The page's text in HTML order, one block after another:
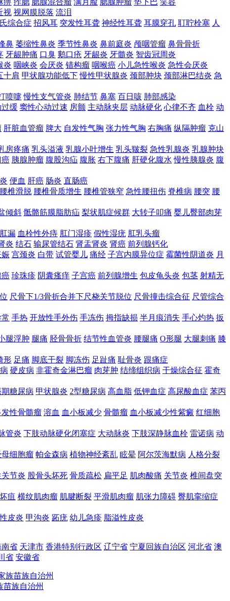
痹 痄腮 腮腺混合瘤 满月脸 腮腺肿瘤 垫下巴 笑容
视 视网膜脱落 流泪
综合症 招风耳 突发性耳聋 神经性耳聋 耳膜穿孔 耵聍栓塞 人
鼻 萎缩性鼻炎 季节性鼻炎 鼻前庭炎 颅咽管瘤 鼻骨骨折
牙龈肿痛 口臭 鹅口疮 牙龈炎 牙髓炎 智齿冠周炎
炎 咽峡炎 会厌炎 错构瘤 咽喉癌 小儿急性喉炎 急性会厌炎
十肩 甲状腺功能低下 慢性甲状腺炎 颈部肿块 颈部淋巴结炎 急
喷嚏 慢性支气管炎 肺结节 鼻塞 百日咳 肺部感染
缓 窦性心动过速 房颤 主动脉夹层 动脉硬化 心律不齐 血栓 动
肝脏血管瘤 脾大 自发性气胸 张力性气胸 右胸痛 纵隔肿瘤 克山
房疼痛 乳头溢液 乳腺小叶增生 乳头皲裂 急性乳腺炎 乳腺肿块
癌 胰腺肿瘤 腹股沟疝 腹胀 右下腹痛 肝硬化腹水 慢性胰腺炎 腹
便血 肝癌 肠炎 直肠癌
腰椎滑脱 腰椎骨质增生 腰椎管狭窄 急性腰扭伤 脊椎病 腰突 腰
倾斜 骶骼筋膜脂肪疝 梨状肌症候群 大转子叩痛 婴儿臀部肉芽
肛漏 血栓性外痔 肛门湿疹 假性湿疣 肛乳头瘤
炎 结石 输尿管结石 肾盂肾炎 肾癌 前列腺钙化
娠 宫颈炎 白带 试管婴儿 痛经 子宫内膜异位症 霉菌性阴道炎 月
癌 珍珠疹 阴囊瘙痒 子宫癌 前列腺增生 包皮龟头炎 包茎 射精无
尺骨下1/3骨折合并下尺桡关节脱位 尺骨撞击综合征 尺管综合
手热 开放性手外伤 手冻伤 拇指缺损 半月痕消失 手心灼热 扳
腿浮肿 腿痛 胫骨骨折 结节性血管炎 腰腿痛 O形腿 大腿刺痛 膝
形 足痛 脚底干裂 脚冻伤 足趾痛 耻骨炎 跟痛症
硬皮病 非霍奇金淋巴瘤 肉芽肿 结缔组织病 干燥综合征 霍奇
糖尿病 甲状腺炎 2型糖尿病 高血脂 低钾血症 高尿酸血症 苯丙
发性骨髓瘤 溶血 血小板减少 骨髓瘤 血小板减少性紫癜 红细胞
管炎 下肢动脉硬化闭塞症 大动脉炎 下肢深静脉血栓 雷诺病 动
细胞瘤 帕金森病 植物神经紊乱 眩晕 阿尔茨海默病 人格分裂
节炎 股骨头坏死 骨质疏松 扁平足 肌肉酸痛 关节炎 椎间盘突
疽 横纹肌肉瘤 肌腱断裂 平滑肌肉瘤 肌张力障碍 臀肌挛缩症
皮炎 甲沟炎 跖疣 幼儿急疹 脂溢性皮炎
南省 天津市 香港特别行政区 辽宁省 宁夏回族自治区 河北省 澳
省 安徽省
族苗族自治州
苗族自治州